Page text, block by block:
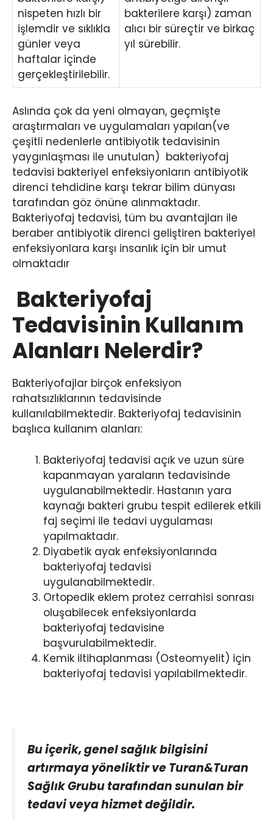
nispeten hızlı bir
işlemdir ve sıklıkla
günler veya
haftalar içinde
gerçekleştirilebilir.
bakterilere karşı) zaman
alıcı bir süreçtir ve birkaç
yıl sürebilir.
Aslında çok da yeni olmayan, geçmişte
araştırmaları ve uygulamaları yapılan(ve
çeşitli nedenlerle antibiyotik tedavisinin
yaygınlaşması ile unutulan) bakteriyofaj
tedavisi bakteriyel enfeksiyonların antibiyotik
direnci tehdidine karşı tekrar bilim dünyası
tarafından göz önüne alınmaktadır.
Bakteriyofaj tedavisi, tüm bu avantajları ile
beraber antibiyotik direnci geliştiren bakteriyel
enfeksiyonlara karşı insanlık için bir umut
olmaktadır
Bakteriyofaj
Tedavisinin Kullanım
Alanları Nelerdir?
Bakteriyofajlar birçok enfeksiyon
rahatsızlıklarının tedavisinde
kullanılabilmektedir. Bakteriyofaj tedavisinin
başlıca kullanım alanları:
Bakteriyofaj tedavisi açık ve uzun süre
kapanmayan yaraların tedavisinde
uygulanabilmektedir. Hastanın yara
kaynağı bakteri grubu tespit edilerek etkili
faj seçimi ile tedavi uygulaması
yapılmaktadır.
Diyabetik ayak enfeksiyonlarında
bakteriyofaj tedavisi
uygulanabilmektedir.
Ortopedik eklem protez cerrahisi sonrası
oluşabilecek enfeksiyonlarda
bakteriyofaj tedavisine
başvurulabilmektedir.
Kemik iltihaplanması (Osteomyelit) için
bakteriyofaj tedavisi yapılabilmektedir.
Bu içerik, genel sağlık bilgisini
artırmaya yöneliktir ve Turan&Turan
Sağlık Grubu tarafından sunulan bir
tedavi veya hizmet değildir.